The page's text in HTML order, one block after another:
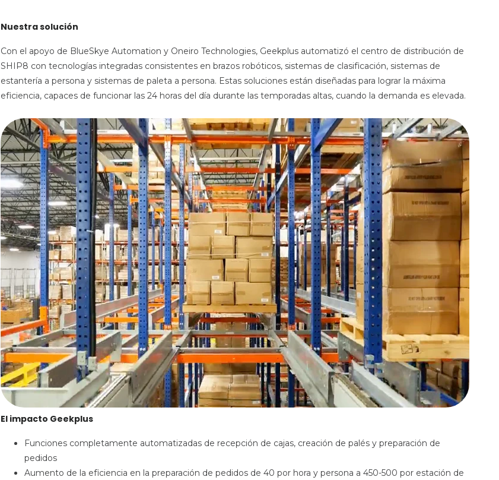
Nuestra solución
Con el apoyo de BlueSkye Automation y Oneiro Technologies, Geekplus automatizó el centro de distribución de
SHIP8 con tecnologías integradas consistentes en brazos robóticos, sistemas de clasificación, sistemas de
estantería a persona y sistemas de paleta a persona. Estas soluciones están diseñadas para lograr la máxima
eficiencia, capaces de funcionar las 24 horas del día durante las temporadas altas, cuando la demanda es elevada.
El impacto Geekplus
Funciones completamente automatizadas de recepción de cajas, creación de palés y preparación de
pedidos
Aumento de la eficiencia en la preparación de pedidos de 40 por hora y persona a 450-500 por estación de